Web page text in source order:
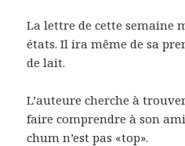
La lettre de cette semaine
états. Il ira même de sa
de lait.
L’auteure cherche à
faire comprendre à son
chum n’est pas «top».